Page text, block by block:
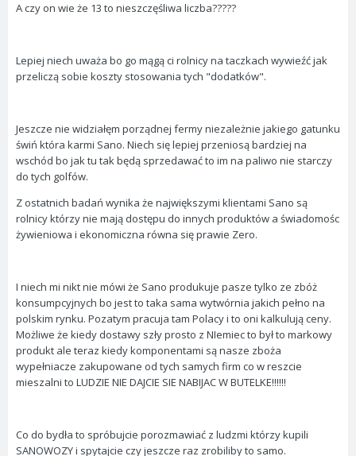
A czy on wie że 13 to nieszczęśliwa liczba?????
Lepiej niech uważa bo go mągą ci rolnicy na taczkach wywieźć jak
przeliczą sobie koszty stosowania tych "dodatków".
Jeszcze nie widziałęm porządnej fermy niezależnie jakiego gatunku
świń która karmi Sano. Niech się lepiej przeniosą bardziej na
wschód bo jak tu tak będą sprzedawać to im na paliwo nie starczy
do tych golfów.
Z ostatnich badań wynika że największymi klientami Sano są
rolnicy którzy nie mają dostępu do innych produktów a świadomośc
żywieniowa i ekonomiczna równa się prawie Zero.
I niech mi nikt nie mówi że Sano produkuje pasze tylko ze zbóż
konsumpcyjnych bo jest to taka sama wytwórnia jakich pełno na
polskim rynku. Pozatym pracuja tam Polacy i to oni kalkulują ceny.
Możliwe że kiedy dostawy szły prosto z NIemiec to był to markowy
produkt ale teraz kiedy komponentami są nasze zboża
wypełniacze zakupowane od tych samych firm co w reszcie
mieszalni to LUDZIE NIE DAJCIE SIE NABIJAC W BUTELKE!!!!!!
Co do bydła to spróbujcie porozmawiać z ludzmi którzy kupili
SANOWOZY i spytajcie czy jeszcze raz zrobiliby to samo.